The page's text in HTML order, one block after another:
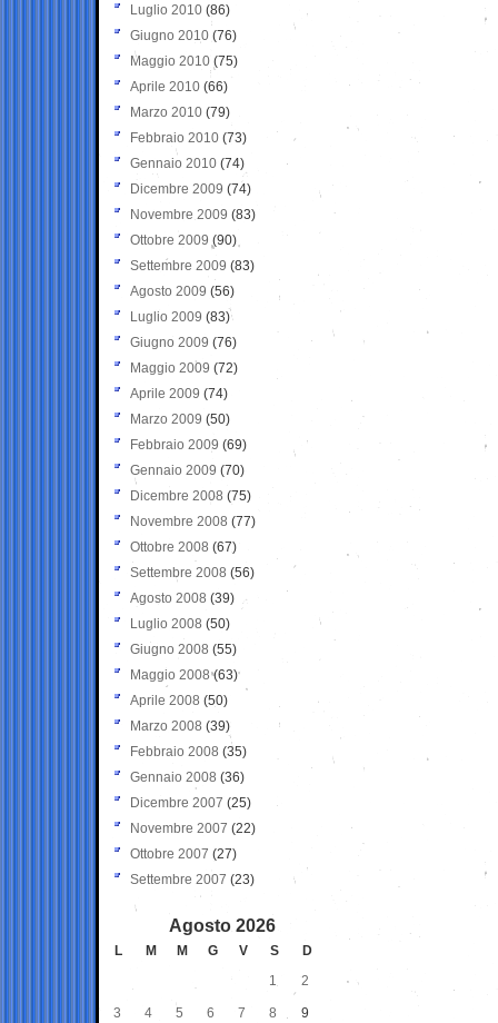
Luglio 2010 (86)
Giugno 2010 (76)
Maggio 2010 (75)
Aprile 2010 (66)
Marzo 2010 (79)
Febbraio 2010 (73)
Gennaio 2010 (74)
Dicembre 2009 (74)
Novembre 2009 (83)
Ottobre 2009 (90)
Settembre 2009 (83)
Agosto 2009 (56)
Luglio 2009 (83)
Giugno 2009 (76)
Maggio 2009 (72)
Aprile 2009 (74)
Marzo 2009 (50)
Febbraio 2009 (69)
Gennaio 2009 (70)
Dicembre 2008 (75)
Novembre 2008 (77)
Ottobre 2008 (67)
Settembre 2008 (56)
Agosto 2008 (39)
Luglio 2008 (50)
Giugno 2008 (55)
Maggio 2008(63)
Aprile 2008 (50)
Marzo 2008 (39)
Febbraio 2008 (35)
Gennaio 2008 (36)
Dicembre 2007 (25)
Novembre 2007 (22)
Ottobre 2007 (27)
Settembre 2007 (23)
Agosto 2026
L M M G V S
D
1
2
3 4 5 6 7 8 9